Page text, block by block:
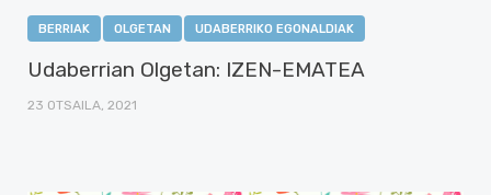
BERRIAK OLGETAN UDABERRIKO EGONALDIAK
Udaberrian Olgetan: IZEN-EMATEA
23 OTSAILA, 2021